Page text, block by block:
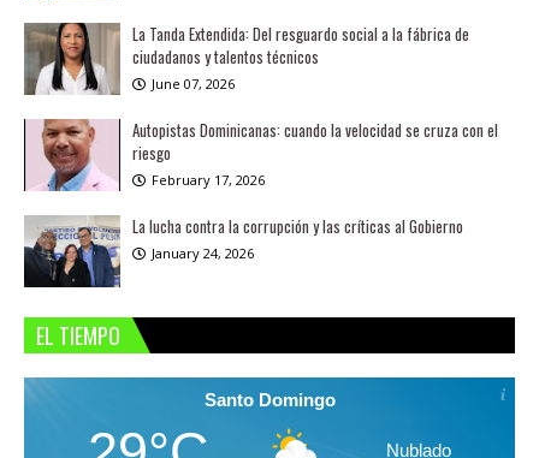
La Tanda Extendida: Del resguardo social a la fábrica de
ciudadanos y talentos técnicos
June 07, 2026
Autopistas Dominicanas: cuando la velocidad se cruza con el
riesgo
February 17, 2026
La lucha contra la corrupción y las críticas al Gobierno
January 24, 2026
EL TIEMPO
Santo Domingo
Nublado